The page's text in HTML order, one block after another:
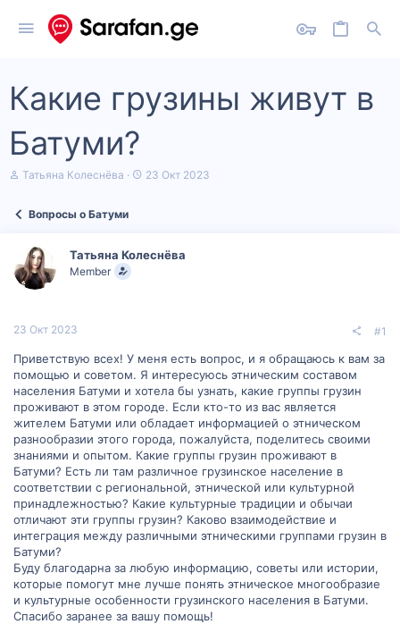
Какие грузины живут в
Батуми?
А
е
м
ы
Татьяна Колеснёва
Д
ч
23 Окт 2023
Вопросы о Батуми
Татьяна Колеснёва
Member
23 Окт 2023 #1
Приветствую всех! У меня есть вопрос, и я обращаюсь к вам за
помощью и советом. Я интересуюсь этническим составом
населения Батуми и хотела бы узнать, какие группы грузин
проживают в этом городе. Если кто-то из вас является
жителем Батуми или обладает информацией о этническом
разнообразии этого города, пожалуйста, поделитесь своими
знаниями и опытом. Какие группы грузин проживают в
Батуми? Есть ли там различное грузинское население в
соответствии с региональной, этнической или культурной
принадлежностью? Какие культурные традиции и обычаи
отличают эти группы грузин? Каково взаимодействие и
интеграция между различными этническими группами грузин в
Батуми?
Буду благодарна за любую информацию, советы или истории,
которые помогут мне лучше понять этническое многообразие
и культурные особенности грузинского населения в Батуми.
Спасибо заранее за вашу помощь!